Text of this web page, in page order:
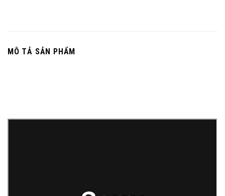
MÔ TẢ SẢN PHẨM